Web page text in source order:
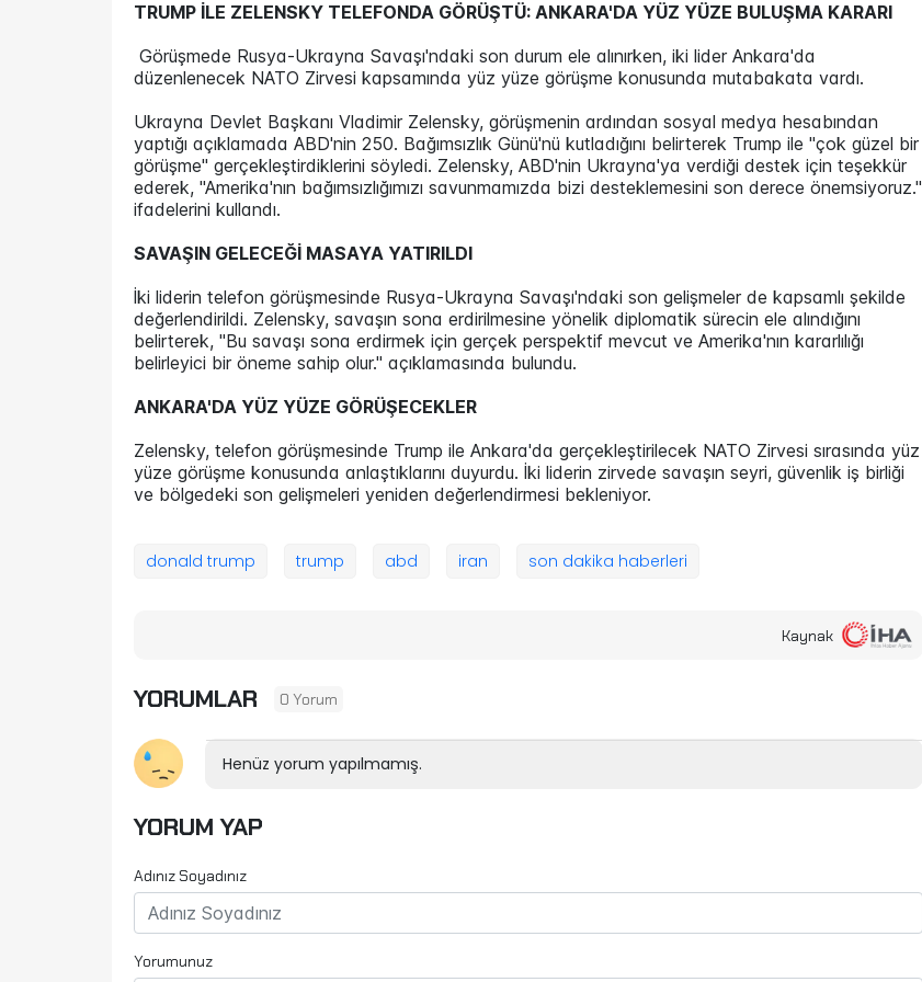
TRUMP İLE ZELENSKY TELEFONDA GÖRÜŞTÜ: ANKARA'DA YÜZ YÜZE BULUŞMA KARARI
Görüşmede Rusya-Ukrayna Savaşı'ndaki son durum ele alınırken, iki lider Ankara'da
düzenlenecek NATO Zirvesi kapsamında yüz yüze görüşme konusunda mutabakata vardı.
Ukrayna Devlet Başkanı Vladimir Zelensky, görüşmenin ardından sosyal medya hesabından
yaptığı açıklamada ABD'nin 250. Bağımsızlık Günü'nü kutladığını belirterek Trump ile "çok güzel bir
görüşme" gerçekleştirdiklerini söyledi. Zelensky, ABD'nin Ukrayna'ya verdiği destek için teşekkür
ederek, "Amerika'nın bağımsızlığımızı savunmamızda bizi desteklemesini son derece önemsiyoruz."
ifadelerini kullandı.
SAVAŞIN GELECEĞİ MASAYA YATIRILDI
İki liderin telefon görüşmesinde Rusya-Ukrayna Savaşı'ndaki son gelişmeler de kapsamlı şekilde
değerlendirildi. Zelensky, savaşın sona erdirilmesine yönelik diplomatik sürecin ele alındığını
belirterek, "Bu savaşı sona erdirmek için gerçek perspektif mevcut ve Amerika'nın kararlılığı
belirleyici bir öneme sahip olur." açıklamasında bulundu.
ANKARA'DA YÜZ YÜZE GÖRÜŞECEKLER
Zelensky, telefon görüşmesinde Trump ile Ankara'da gerçekleştirilecek NATO Zirvesi sırasında yüz
yüze görüşme konusunda anlaştıklarını duyurdu. İki liderin zirvede savaşın seyri, güvenlik iş birliği
ve bölgedeki son gelişmeleri yeniden değerlendirmesi bekleniyor.
donald trump trump abd iran son dakika haberleri
Kaynak
YORUMLAR 0 Yorum
Henüz yorum yapılmamış.
YORUM YAP
Adınız Soyadınız
Yorumunuz